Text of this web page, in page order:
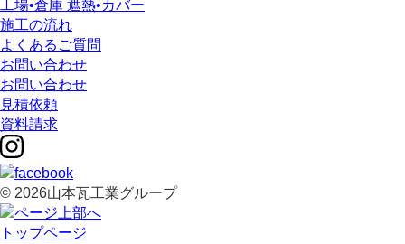
工場•倉庫 遮熱•カバー
施工の流れ
よくあるご質問
お問い合わせ
お問い合わせ
見積依頼
資料請求
© 2026山本瓦工業グループ
トップページ